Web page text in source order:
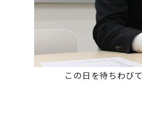
この日を待ちわび